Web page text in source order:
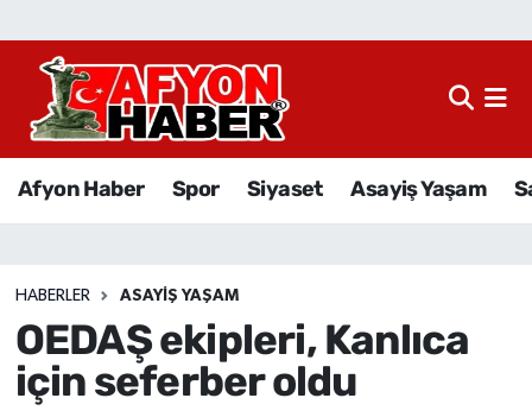
Afyon Haber Spor Siyaset Asayiş Yaşam
HABERLER ASAYIŞ YAŞAM
OEDAŞ ekipleri, Kanlıca
için seferber oldu
Afyon Haber
Sağlık
Eğitim